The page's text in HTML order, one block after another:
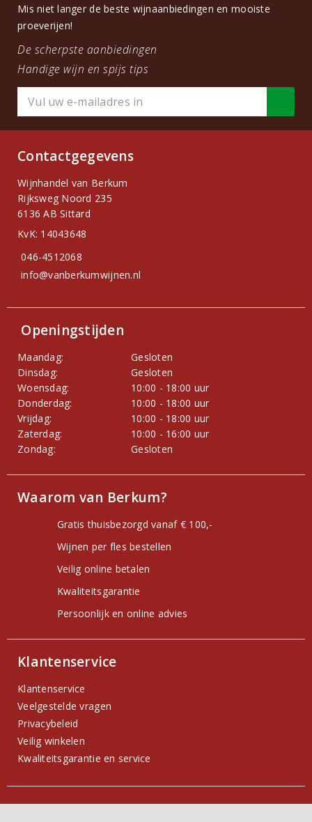
Mis niet langer de beste wijnaanbiedingen en mooiste
proeverijen!
De scherpste aanbiedingen
Handige wijn en spijs tips
Contactgegevens
Wijnhandel van Berkum
Rijksweg Noord 235
6136 AB Sittard
KvK: 14043648
046-4512068
info@vanberkumwijnen.nl
Openingstijden
Maandag:
Gesloten
Dinsdag:
Gesloten
Woensdag:
10:00 - 18:00 uur
Donderdag:
10:00 - 18:00 uur
Vrijdag:
10:00 - 18:00 uur
Zaterdag:
10:00 - 16:00 uur
Zondag:
Gesloten
Waarom van Berkum?
Gratis thuisbezorgd vanaf € 100,-
Wijnen per fles bestellen
Veilig online betalen
Kwaliteitsgarantie
Persoonlijk en online advies
Klantenservice
Klantenservice
Veelgestelde vragen
Privacybeleid
Veilig winkelen
Kwaliteitsgarantie en service